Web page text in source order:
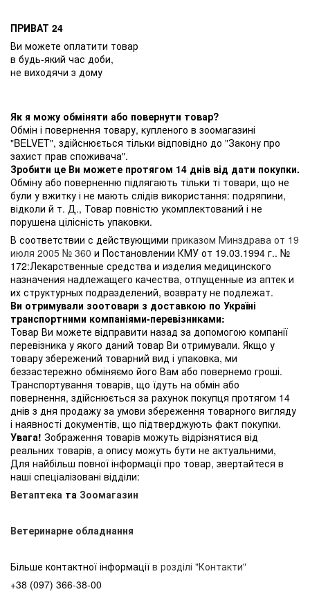
ПРИВАТ 24
Ви можете оплатити товар
в будь-який час доби,
не виходячи з дому
Як я можу обміняти або повернути товар?
Обмін і повернення товару, купленого в зоомагазині
"BELVET", здійснюється тільки відповідно до "Закону про
захист прав споживача".
Зробити це Ви можете протягом 14 днів від дати покупки.
Обміну або поверненню підлягають тільки ті товари, що не
були у вжитку і не мають слідів використання: подряпини,
відколи й т. Д., Товар повністю укомплектований і не
порушена цілісність упаковки.
В соответствии с действующими приказом Минздрава от 19
июля 2005 № 360 и Постановлении КМУ от 19.03.1994 г.. №
172:Лекарственные средства и изделия медицинского
назначения надлежащего качества, отпущенные из аптек и
их структурных подразделений, возврату не подлежат.
Ви отримували зоотовари з доставкою по Україні
транспортними компаніями-перевізниками:
Товар Ви можете відправити назад за допомогою компанії
перевізника у якого даний товар Ви отримували. Якщо у
товару збережений товарний вид і упаковка, ми
беззастережно обміняємо його Вам або повернемо гроші.
Транспортування товарів, що їдуть на обмін або
повернення, здійснюється за рахунок покупця протягом 14
днів з дня продажу за умови збереження товарного вигляду
і наявності документів, що підтверджують факт покупки.
Увага! Зображення товарів можуть відрізнятися від
реальних товарів, а опису можуть бути не актуальними,
Для найбільш повної інформації про товар, звертайтеся в
наші спеціалізовані відділи:
Ветаптека та Зоомагазин
Ветеринарне обладнання
Більше контактної інформації в розділі "Контакти"
+38 (097) 366-38-00